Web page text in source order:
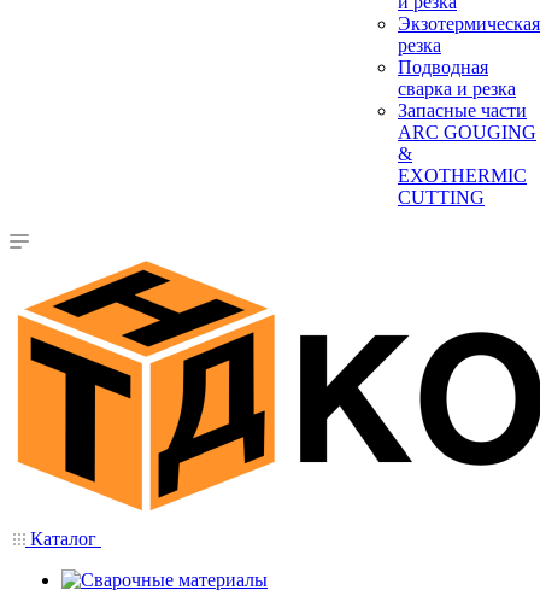
Экзотермическая
резка
Подводная
сварка и резка
Запасные части
ARC GOUGING
&
EXOTHERMIC
CUTTING
Каталог